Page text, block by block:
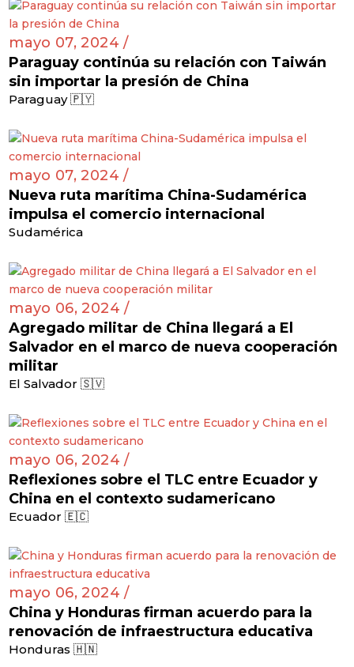
mayo 07, 2024 /
Paraguay continúa su relación con Taiwán
sin importar la presión de China
Paraguay 🇵🇾
mayo 07, 2024 /
Nueva ruta marítima China-Sudamérica
impulsa el comercio internacional
Sudamérica
mayo 06, 2024 /
Agregado militar de China llegará a El
Salvador en el marco de nueva cooperación
militar
El Salvador 🇸🇻
mayo 06, 2024 /
Reflexiones sobre el TLC entre Ecuador y
China en el contexto sudamericano
Ecuador 🇪🇨
mayo 06, 2024 /
China y Honduras firman acuerdo para la
renovación de infraestructura educativa
Honduras 🇭🇳